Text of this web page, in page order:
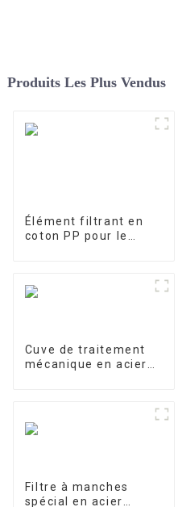
Produits Les Plus Vendus
Élément filtrant en
coton PP pour le
soufflé
Cuve de traitement
mécanique en acier
Filtre à manches
spécial en acier